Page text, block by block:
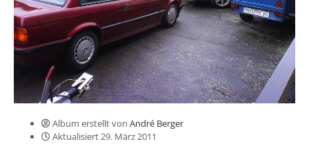
Album erstellt von André Berger
Aktualisiert29. März 2011